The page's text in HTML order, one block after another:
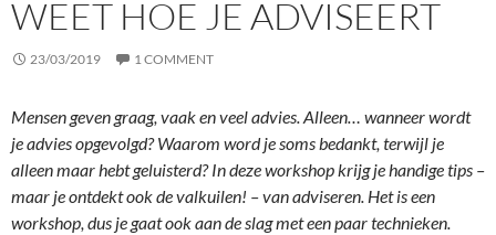
WEET HOE JE ADVISEERT
23/03/2019 1 COMMENT
Mensen geven graag, vaak en veel advies. Alleen… wanneer wordt
je advies opgevolgd? Waarom word je soms bedankt, terwijl je
alleen maar hebt geluisterd? In deze workshop krijg je handige tips –
maar je ontdekt ook de valkuilen! – van adviseren. Het is een
workshop, dus je gaat ook aan de slag met een paar technieken.